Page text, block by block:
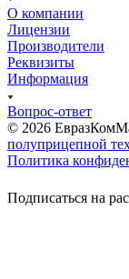
О компании
Лицензии
Производители
Реквизиты
Информация
Вопрос-ответ
© 2026
полуприцепной
Политика
Подписаться на